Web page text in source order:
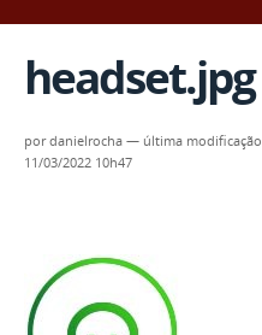
headset.jpg
pordanielrocha — última modificação
11/03/2022 10h47